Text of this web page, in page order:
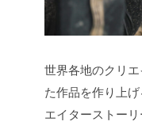
世界各地のクリ
た作品を作り上
エイターストー